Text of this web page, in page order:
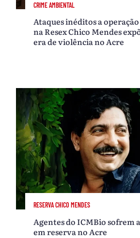
CRIME AMBIENTAL
Ataques inéditos a
na Resex Chico Mendes
era de violência no Acre
RESERVA CHICO MENDES
Agentes do ICMBio sofrem
em reserva no Acre